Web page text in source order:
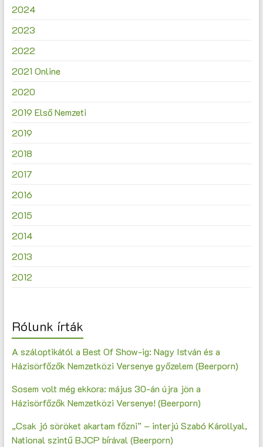
2024
2023
2022
2021 Online
2020
2019 Első Nemzeti
2019
2018
2017
2016
2015
2014
2013
2012
Rólunk írták
A száloptikától a Best Of Show-ig: Nagy István és a
Házisörfőzők Nemzetközi Versenye győzelem (Beerporn)
Sosem volt még ekkora: május 30-án újra jön a
Házisörfőzők Nemzetközi Versenye! (Beerporn)
„Csak jó söröket akartam főzni” – interjú Szabó Károllyal,
National szintű BJCP bírával (Beerporn)